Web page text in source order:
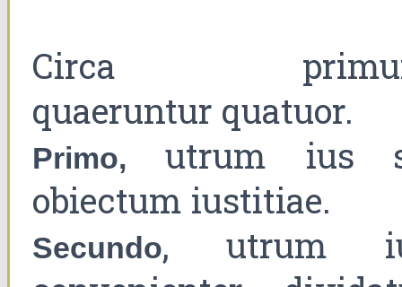
Circa
quaeruntur quatuor.
Primo,
utrum ius
obiectum iustitiae.
Secundo, utrum